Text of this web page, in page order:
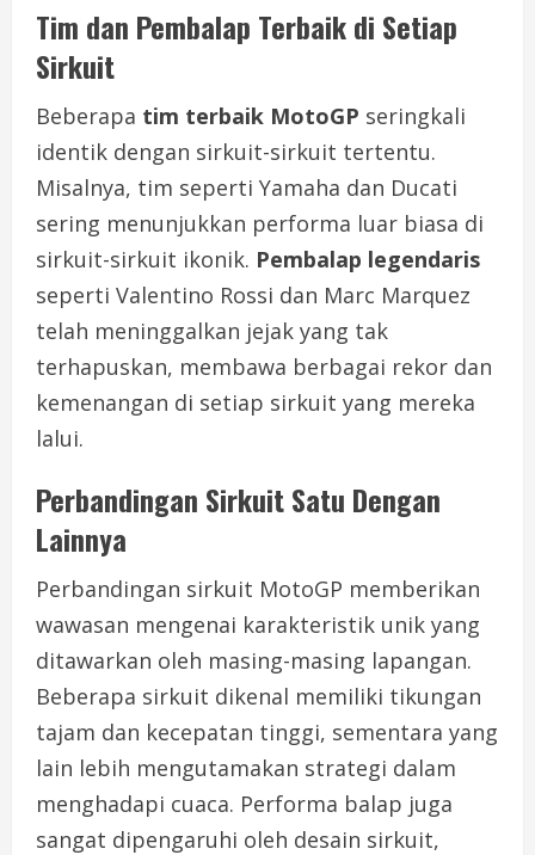
Tim dan Pembalap Terbaik di Setiap
Sirkuit
Beberapa tim terbaik MotoGP seringkali
identik dengan sirkuit-sirkuit tertentu.
Misalnya, tim seperti Yamaha dan Ducati
sering menunjukkan performa luar biasa di
sirkuit-sirkuit ikonik. Pembalap legendaris
seperti Valentino Rossi dan Marc Marquez
telah meninggalkan jejak yang tak
terhapuskan, membawa berbagai rekor dan
kemenangan di setiap sirkuit yang mereka
lalui.
Perbandingan Sirkuit Satu Dengan
Lainnya
Perbandingan sirkuit MotoGP memberikan
wawasan mengenai karakteristik unik yang
ditawarkan oleh masing-masing lapangan.
Beberapa sirkuit dikenal memiliki tikungan
tajam dan kecepatan tinggi, sementara yang
lain lebih mengutamakan strategi dalam
menghadapi cuaca. Performa balap juga
sangat dipengaruhi oleh desain sirkuit,